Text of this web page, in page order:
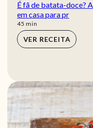
É fã de batata-doce?
em casa para pr
45 min
min
VER RECEITA